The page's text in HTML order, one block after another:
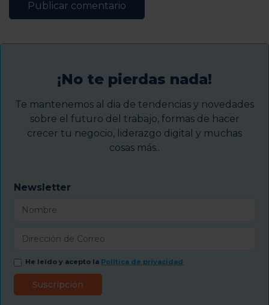
¡No te pierdas nada!
Te mantenemos al dia de tendencias y novedades
sobre el futuro del trabajo, formas de hacer
crecer tu negocio, liderazgo digital y muchas
cosas más..
Newsletter
He leído y acepto la Política de privacidad